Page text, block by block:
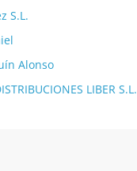
S.L.
Alonso
LIBER S.L.